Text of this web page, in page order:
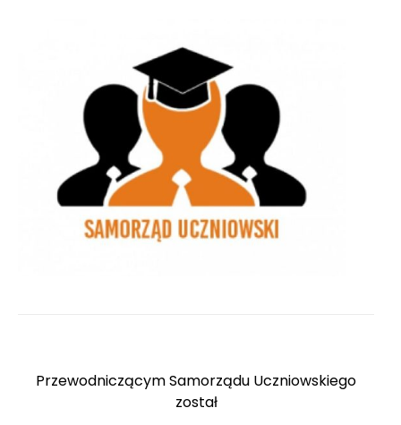
Przewodniczącym Samorządu Uczniowskiego
został